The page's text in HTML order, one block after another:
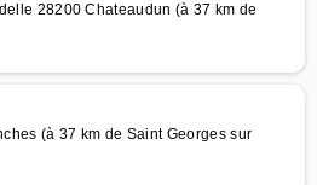
28200 Chateaudun (à 37 km de
(à 37 km de Saint Georges sur